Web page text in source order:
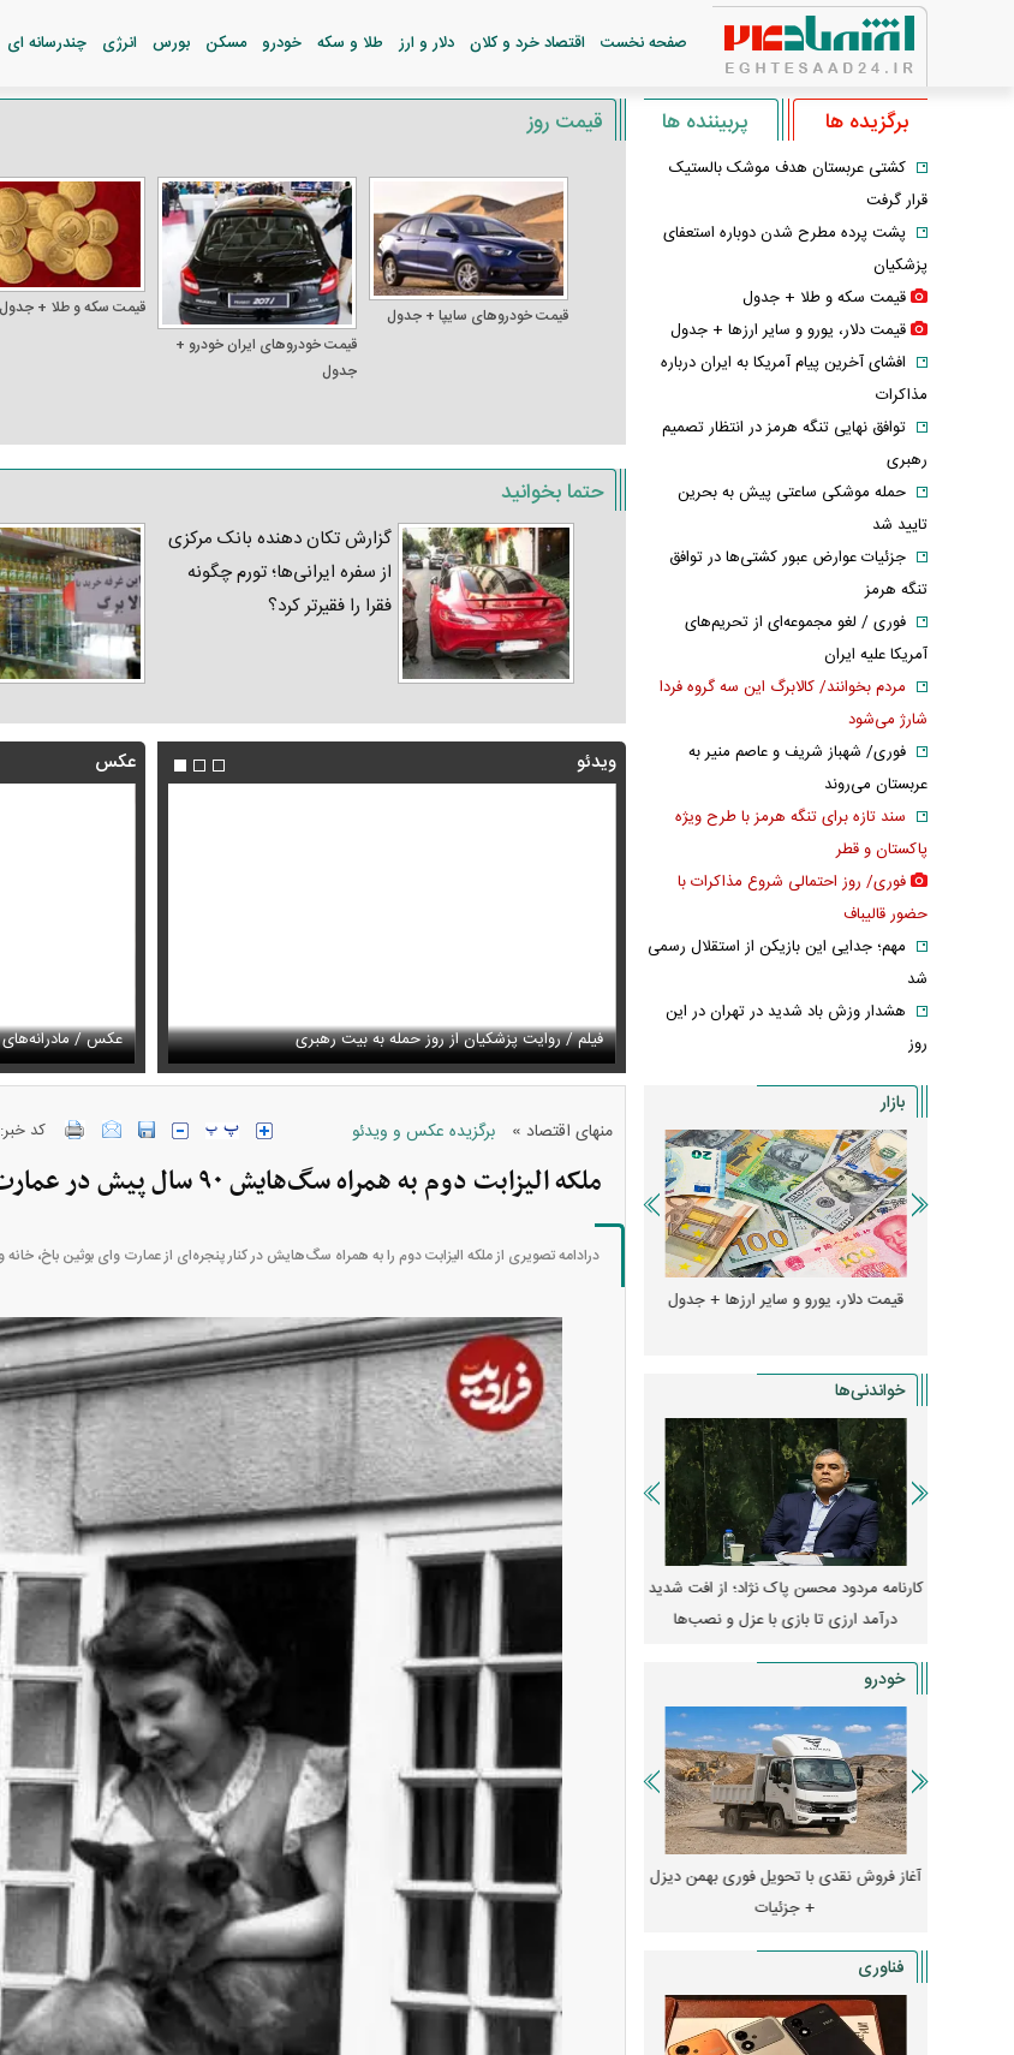
صفحه نخست اقتصاد خرد و کلان دلار و ارز طلا و سکه خودرو مسکن بورس انرژی چندرسانه ای
قیمت روز
قیمت خودرو‌های سایپا + جدول
قیمت خودرو‌های ایران خودرو +
جدول
قیمت سکه و طلا + جدول
حتما بخوانید
گزارش تکان‌ دهنده بانک مرکزی
از سفره ایرانی‌ها؛ تورم چگونه
فقرا را فقیرتر کرد؟
ویدئو
حوادث دی ماه قابل فراموشی نیست فیلم / روایت پزشکیان از روز حمله به بیت رهبری
امنیت ملی
عکس
/ قاب عاشقانه همایون شجریان و دخترش عکس / پیام دردناک ایرج طهماسب واکنش برانگیز شد عکس / مادرانه‌های
منهای اقتصاد » برگزیده عکس و ویدئو کد خبر:
ملکه الیزابت دوم به همراه سگ‌هایش ۹۰ سال پیش در عمارت وای بوثین باخ
درادامه تصویری از ملکه الیزابت دوم را به همراه سگ‌هایش در کنار پنجره‌ای از عمارت وای بوثین باخ، خانه ولزی و در
برگزیده ها پربیننده ها
کشتی عربستان هدف موشک بالستیک
قرار گرفت
پشت پرده مطرح شدن دوباره استعفای
پزشکیان
قیمت سکه و طلا + جدول
قیمت دلار، یورو و سایر ارز‌ها + جدول
افشای آخرین پیام آمریکا به ایران درباره
مذاکرات
توافق نهایی تنگه هرمز در انتظار تصمیم
رهبری
حمله موشکی ساعتی پیش به بحرین
تایید شد
جزئیات عوارض عبور کشتی‌ها در توافق
تنگه هرمز
فوری / لغو مجموعه‌ای از تحریم‌های
آمریکا علیه ایران
مردم بخوانند/ کالابرگ این سه گروه فردا
شارژ می‌شود
فوری/ شهباز شریف و عاصم منیر به
عربستان می‌روند
سند تازه برای تنگه هرمز با طرح ویژه
پاکستان و قطر
فوری/ روز احتمالی شروع مذاکرات با
حضور قالیباف
مهم؛ جدایی این بازیکن از استقلال رسمی
شد
هشدار وزش باد شدید در تهران در این
روز
بازار
قیمت دلار، یورو و سایر ارز‌ها + جدول
خواندنی‌ها
کارنامه مردود محسن پاک‌ نژاد؛ از افت شدید
درآمد ارزی تا بازی با عزل و نصب‌ها
پیش‌بینی بورس امروز دوشنبه ۱۲ مرداد ماه
خودرو
آغاز فروش نقدی با تحویل فوری بهمن دیزل
+ جزئیات
جزئیات
فناوری